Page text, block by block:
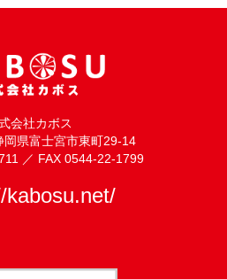
会社カボス
岡県富士宮市東町29-14
／ FAX 0544-22-1799
kabosu.net/